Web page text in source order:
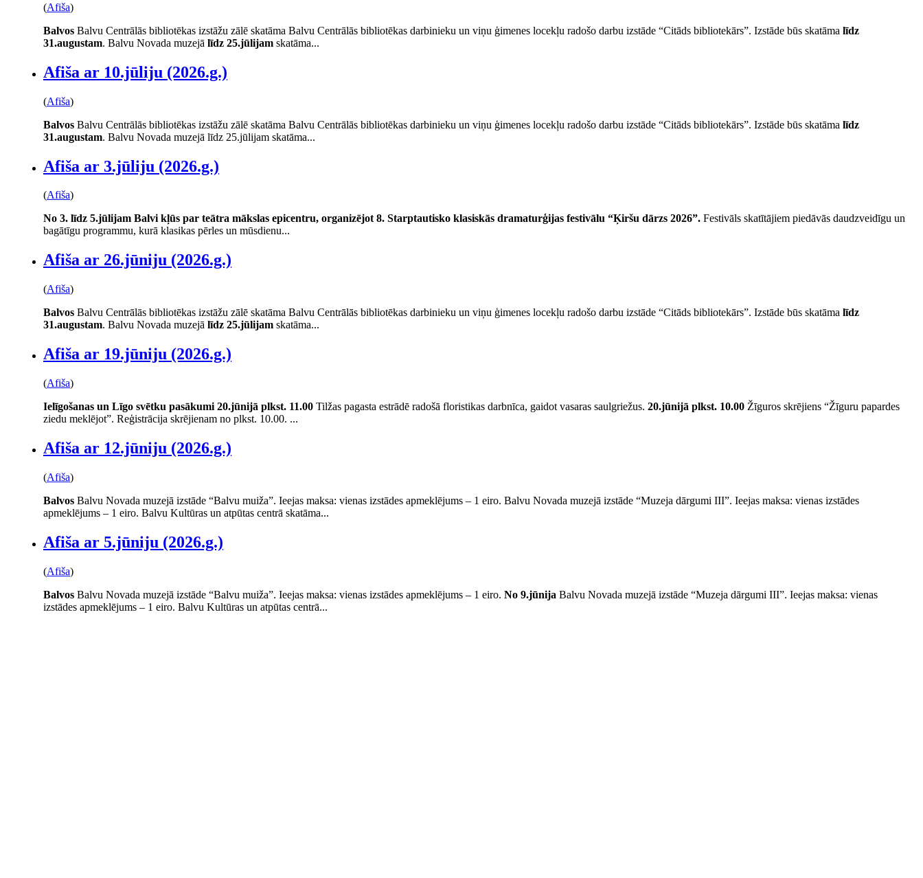
(Afiša)
Balvos Balvu Centrālās bibliotēkas izstāžu zālē skatāma Balvu Centrālās bibliotēkas darbinieku un viņu ģimenes locekļu radošo darbu izstāde “Citāds bibliotekārs”. Izstāde būs skatāma līdz
31.augustam. Balvu Novada muzejā līdz 25.jūlijam skatāma...
Afiša ar 10.jūliju (2026.g.)
(Afiša)
Balvos Balvu Centrālās bibliotēkas izstāžu zālē skatāma Balvu Centrālās bibliotēkas darbinieku un viņu ģimenes locekļu radošo darbu izstāde “Citāds bibliotekārs”. Izstāde būs skatāma līdz
31.augustam. Balvu Novada muzejā līdz 25.jūlijam skatāma...
Afiša ar 3.jūliju (2026.g.)
(Afiša)
No 3. līdz 5.jūlijam Balvi kļūs par teātra mākslas epicentru, organizējot 8. Starptautisko klasiskās dramaturģijas festivālu “Ķiršu dārzs 2026”. Festivāls skatītājiem piedāvās daudzveidīgu un
bagātīgu programmu, kurā klasikas pērles un mūsdienu...
Afiša ar 26.jūniju (2026.g.)
(Afiša)
Balvos Balvu Centrālās bibliotēkas izstāžu zālē skatāma Balvu Centrālās bibliotēkas darbinieku un viņu ģimenes locekļu radošo darbu izstāde “Citāds bibliotekārs”. Izstāde būs skatāma līdz
31.augustam. Balvu Novada muzejā līdz 25.jūlijam skatāma...
Afiša ar 19.jūniju (2026.g.)
(Afiša)
Ielīgošanas un Līgo svētku pasākumi 20.jūnijā plkst. 11.00 Tilžas pagasta estrādē radošā floristikas darbnīca, gaidot vasaras saulgriežus. 20.jūnijā plkst. 10.00 Žīguros skrējiens “Žīguru papardes
ziedu meklējot”. Reģistrācija skrējienam no plkst. 10.00. ...
Afiša ar 12.jūniju (2026.g.)
(Afiša)
Balvos Balvu Novada muzejā izstāde “Balvu muiža”. Ieejas maksa: vienas izstādes apmeklējums – 1 eiro. Balvu Novada muzejā izstāde “Muzeja dārgumi III”. Ieejas maksa: vienas izstādes
apmeklējums – 1 eiro. Balvu Kultūras un atpūtas centrā skatāma...
Afiša ar 5.jūniju (2026.g.)
(Afiša)
Balvos Balvu Novada muzejā izstāde “Balvu muiža”. Ieejas maksa: vienas izstādes apmeklējums – 1 eiro. No 9.jūnija Balvu Novada muzejā izstāde “Muzeja dārgumi III”. Ieejas maksa: vienas
izstādes apmeklējums – 1 eiro. Balvu Kultūras un atpūtas centrā...